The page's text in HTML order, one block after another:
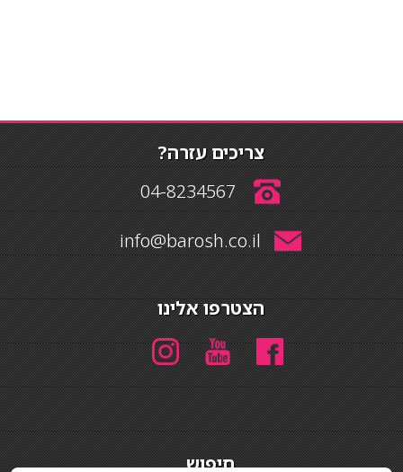
צריכים עזרה?
04-8234567
info@barosh.co.il
הצטרפו אלינו
חיפוש